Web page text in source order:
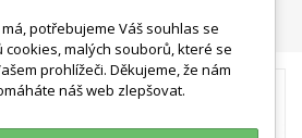
Žilního Katetru
potřebujeme Váš souhlas se
malých souborů, které se
prohlížeči. Děkujeme, že nám
náš web zlepšovat.